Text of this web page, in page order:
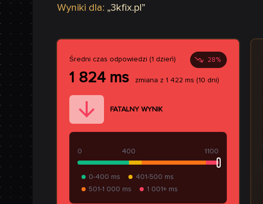
Wyniki dla: „3kfix.pl ”
Średni czas odpowiedzi (1 dzień) 28%
1 824ms zmiana z 1 422 ms (10 dni)
FATALNY WYNIK
400
0 1100
0-400 ms
401-500 ms
501-1 000 ms
1 001+ ms